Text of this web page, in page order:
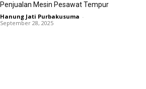
Penjualan Mesin Pesawat Tempur
Hanung Jati Purbakusuma -
September 28, 2025